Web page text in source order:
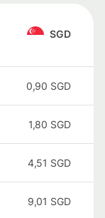
SGD
0,90 SGD
1,80 SGD
4,51 SGD
9,01 SGD